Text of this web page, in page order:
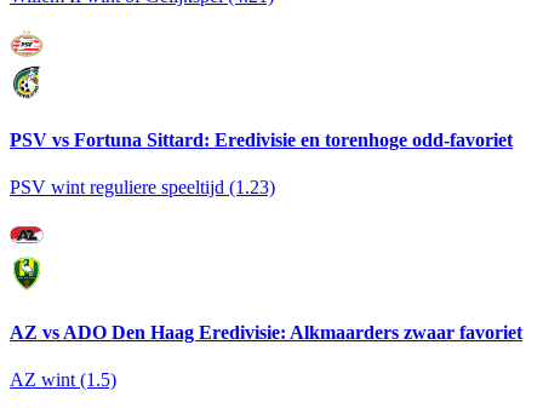
PSV vs Fortuna Sittard: Eredivisie en torenhoge odd-favoriet
PSV wint reguliere speeltijd (1.23)
AZ vs ADO Den Haag Eredivisie: Alkmaarders zwaar favoriet
AZ wint (1.5)